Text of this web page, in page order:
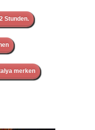
Stunden.
merken